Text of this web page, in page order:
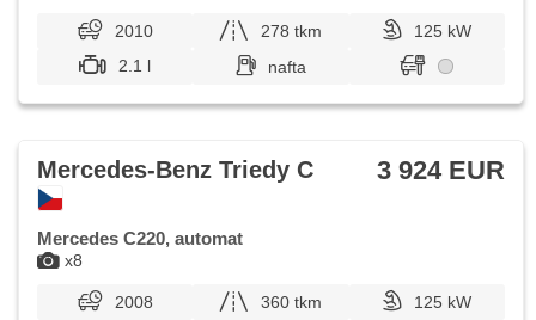
2010 278 tkm
125 kW
2.1 l
nafta
x8
Mercedes-Benz Triedy C 3 924 EUR
Mercedes C220, automat
2008 360 tkm
125 kW